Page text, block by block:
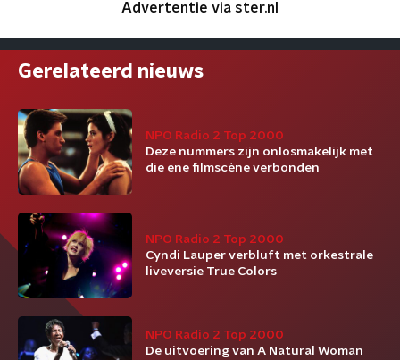
Advertentie via ster.nl
Gerelateerd nieuws
NPO Radio 2 Top 2000
Deze nummers zijn onlosmakelijk met
die ene filmscène verbonden
NPO Radio 2 Top 2000
Cyndi Lauper verbluft met orkestrale
liveversie True Colors
NPO Radio 2 Top 2000
De uitvoering van A Natural Woman